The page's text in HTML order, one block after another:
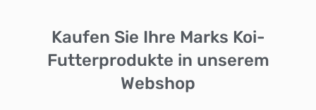
Kaufen Sie Ihre Marks Koi-
Futterprodukte in unserem
Webshop